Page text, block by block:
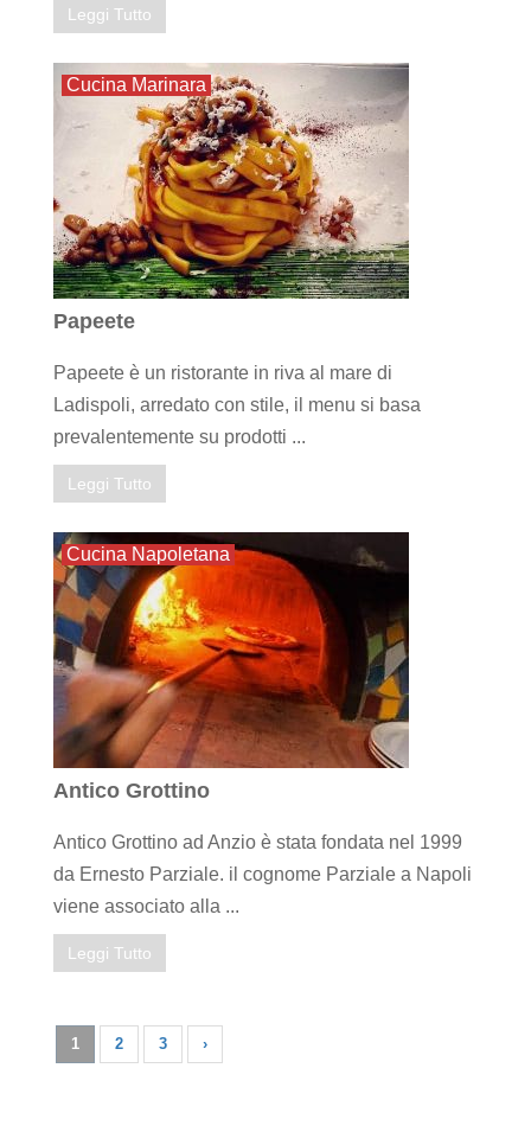
Leggi Tutto
Cucina Marinara
Papeete
Papeete è un ristorante in riva al mare di
Ladispoli, arredato con stile, il menu si basa
prevalentemente su prodotti ...
Leggi Tutto
Cucina Napoletana
Antico Grottino
Antico Grottino ad Anzio è stata fondata nel 1999
da Ernesto Parziale. il cognome Parziale a Napoli
viene associato alla ...
Leggi Tutto
1 2 3 ›